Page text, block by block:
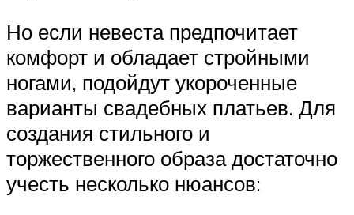
Но если невеста предпочитает
комфорт и обладает стройными
ногами, подойдут укороченные
варианты свадебных платьев. Для
создания стильного и
торжественного образа достаточно
учесть несколько нюансов: